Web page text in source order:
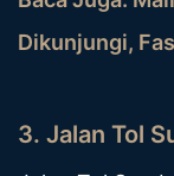
Dikunjungi,
3. Jalan Tol